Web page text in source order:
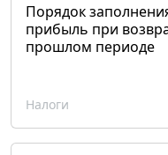
Порядок
прибыль при
прошлом периоде
Налоги